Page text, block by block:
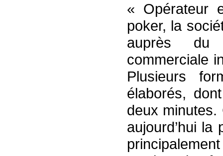
« Opérateur
poker, la
auprès du
commerciale
Plusieurs
élaborés,
deux
aujourd’hui la